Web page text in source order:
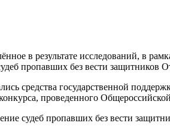
в результате исследований, в
пропавших без вести защитников
средства государственной
проведенного
судеб пропавших без вести